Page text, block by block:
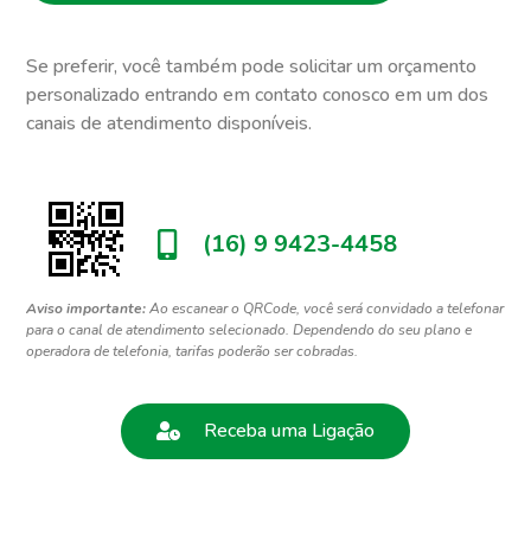
Se preferir, você também pode solicitar um orçamento
personalizado entrando em contato conosco em um dos
canais de atendimento disponíveis.
(16) 9 9423-4458
Aviso importante:Ao escanear o QRCode, você será convidado a telefonar
para o canal de atendimento selecionado. Dependendo do seu plano e
operadora de telefonia, tarifas poderão ser cobradas.
Receba uma Ligação